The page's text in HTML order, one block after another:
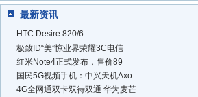
最新资讯
HTC Desire 820/6
极致ID“美”惊业界荣耀3C电信
红米Note4正式发布，售价89
国民5G视频手机：中兴天机Axo
4G全网通双卡双待双通 华为麦芒